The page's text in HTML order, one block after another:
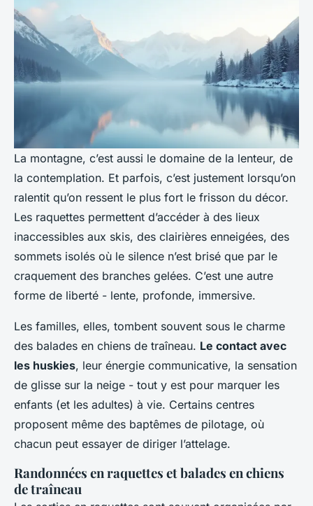
La montagne, c’est aussi le domaine de la lenteur, de
la contemplation. Et parfois, c’est justement lorsqu’on
ralentit qu’on ressent le plus fort le frisson du décor.
Les raquettes permettent d’accéder à des lieux
inaccessibles aux skis, des clairières enneigées, des
sommets isolés où le silence n’est brisé que par le
craquement des branches gelées. C’est une autre
forme de liberté - lente, profonde, immersive.
Les familles, elles, tombent souvent sous le charme
des balades en chiens de traîneau. Le contact avec
les huskies, leur énergie communicative, la sensation
de glisse sur la neige - tout y est pour marquer les
enfants (et les adultes) à vie. Certains centres
proposent même des baptêmes de pilotage, où
chacun peut essayer de diriger l’attelage.
Randonnées en raquettes et balades en chiens
de traîneau